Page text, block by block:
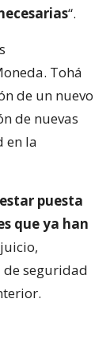
“.
Tohá
de un nuevo
de nuevas
en la
puesta
que ya han
seguridad